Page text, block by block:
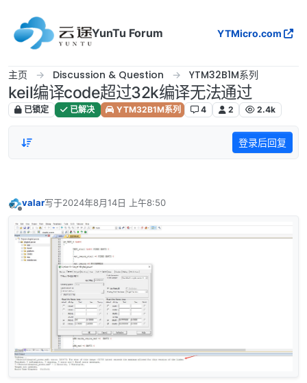
YunTu Forum
YTMicro.com
主页 Discussion & Question YTM32B1M系列
keil编译code超过32k编译无法通过
已锁定 已解决 YTM32B1M系列 4 2 2.4k
登录后回复
valar写于2024年8月14日 上午8:50
最后由 编辑